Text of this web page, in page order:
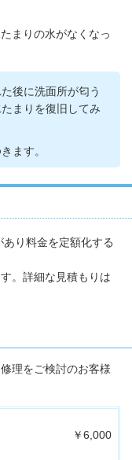
まりの水がなくなっ
後に洗面所が匂う
まりを復旧してみ
ます。
り料金を定額化する
。詳細な見積もりは
理をご検討のお客様
￥6,000